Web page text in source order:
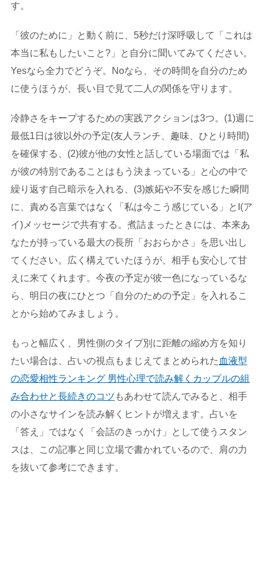
す。
「彼のために」と動く前に、5秒だけ深呼吸して「これは
本当に私もしたいこと?」と自分に聞いてみてください。
Yesなら全力でどうぞ。Noなら、その時間を自分のため
に使うほうが、長い目で見て二人の関係を守ります。
冷静さをキープするための実践アクションは3つ。(1)週に
最低1日は彼以外の予定(友人ランチ、趣味、ひとり時間)
を確保する、(2)彼が他の女性と話している場面では「私
が彼の特別であることはもう決まっている」と心の中で
繰り返す自己暗示を入れる、(3)嫉妬や不安を感じた瞬間
に、責める言葉ではなく「私は今こう感じている」とI(ア
イ)メッセージで共有する。煮詰まったときには、本来あ
なたが持っている最大の長所「おおらかさ」を思い出し
てください。広く構えていたほうが、相手も安心して甘
えに来てくれます。今夜の予定が彼一色になっているな
ら、明日の夜にひとつ「自分のための予定」を入れるこ
とから始めてみましょう。
もっと幅広く、男性側のタイプ別に距離の縮め方を知り
たい場合は、占いの視点もまじえてまとめられた 血液型
の恋愛相性ランキング 男性心理で読み解くカップルの組
み合わせと長続きのコツ もあわせて読んでみると、相手
の小さなサインを読み解くヒントが増えます。占いを
「答え」ではなく「会話のきっかけ」として使うスタン
スは、この記事と同じ立場で書かれているので、肩の力
を抜いて参考にできます。